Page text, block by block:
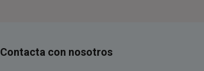
Contacta con nosotros